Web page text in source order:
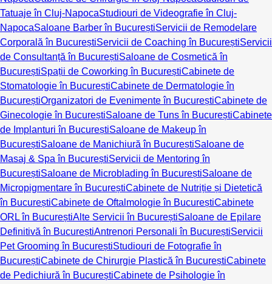
Tatuaje în Cluj-NapocaStudiouri de Videografie în Cluj-
NapocaSaloane Barber în BucureștiServicii de Remodelare
Corporală în BucureștiServicii de Coaching în BucureștiServicii
de Consultanță în BucureștiSaloane de Cosmetică în
BucureștiSpații de Coworking în BucureștiCabinete de
Stomatologie în BucureștiCabinete de Dermatologie în
BucureștiOrganizatori de Evenimente în BucureștiCabinete de
Ginecologie în BucureștiSaloane de Tuns în BucureștiCabinete
de Implanturi în BucureștiSaloane de Makeup în
BucureștiSaloane de Manichiură în BucureștiSaloane de
Masaj & Spa în BucureștiServicii de Mentoring în
BucureștiSaloane de Microblading în BucureștiSaloane de
Micropigmentare în BucureștiCabinete de Nutriție și Dietetică
în BucureștiCabinete de Oftalmologie în BucureștiCabinete
ORL în BucureștiAlte Servicii în BucureștiSaloane de Epilare
Definitivă în BucureștiAntrenori Personali în BucureștiServicii
Pet Grooming în BucureștiStudiouri de Fotografie în
BucureștiCabinete de Chirurgie Plastică în BucureștiCabinete
de Pedichiură în BucureștiCabinete de Psihologie în